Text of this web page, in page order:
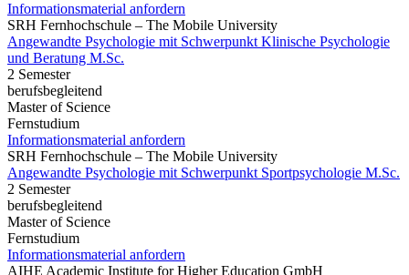
Informationsmaterial anfordern
SRH Fernhochschule – The Mobile University
Angewandte Psychologie mit Schwerpunkt Klinische Psychologie
und Beratung M.Sc.
2 Semester
berufsbegleitend
Master of Science
Fernstudium
Informationsmaterial anfordern
SRH Fernhochschule – The Mobile University
Angewandte Psychologie mit Schwerpunkt Sportpsychologie M.Sc.
2 Semester
berufsbegleitend
Master of Science
Fernstudium
Informationsmaterial anfordern
AIHE Academic Institute for Higher Education GmbH